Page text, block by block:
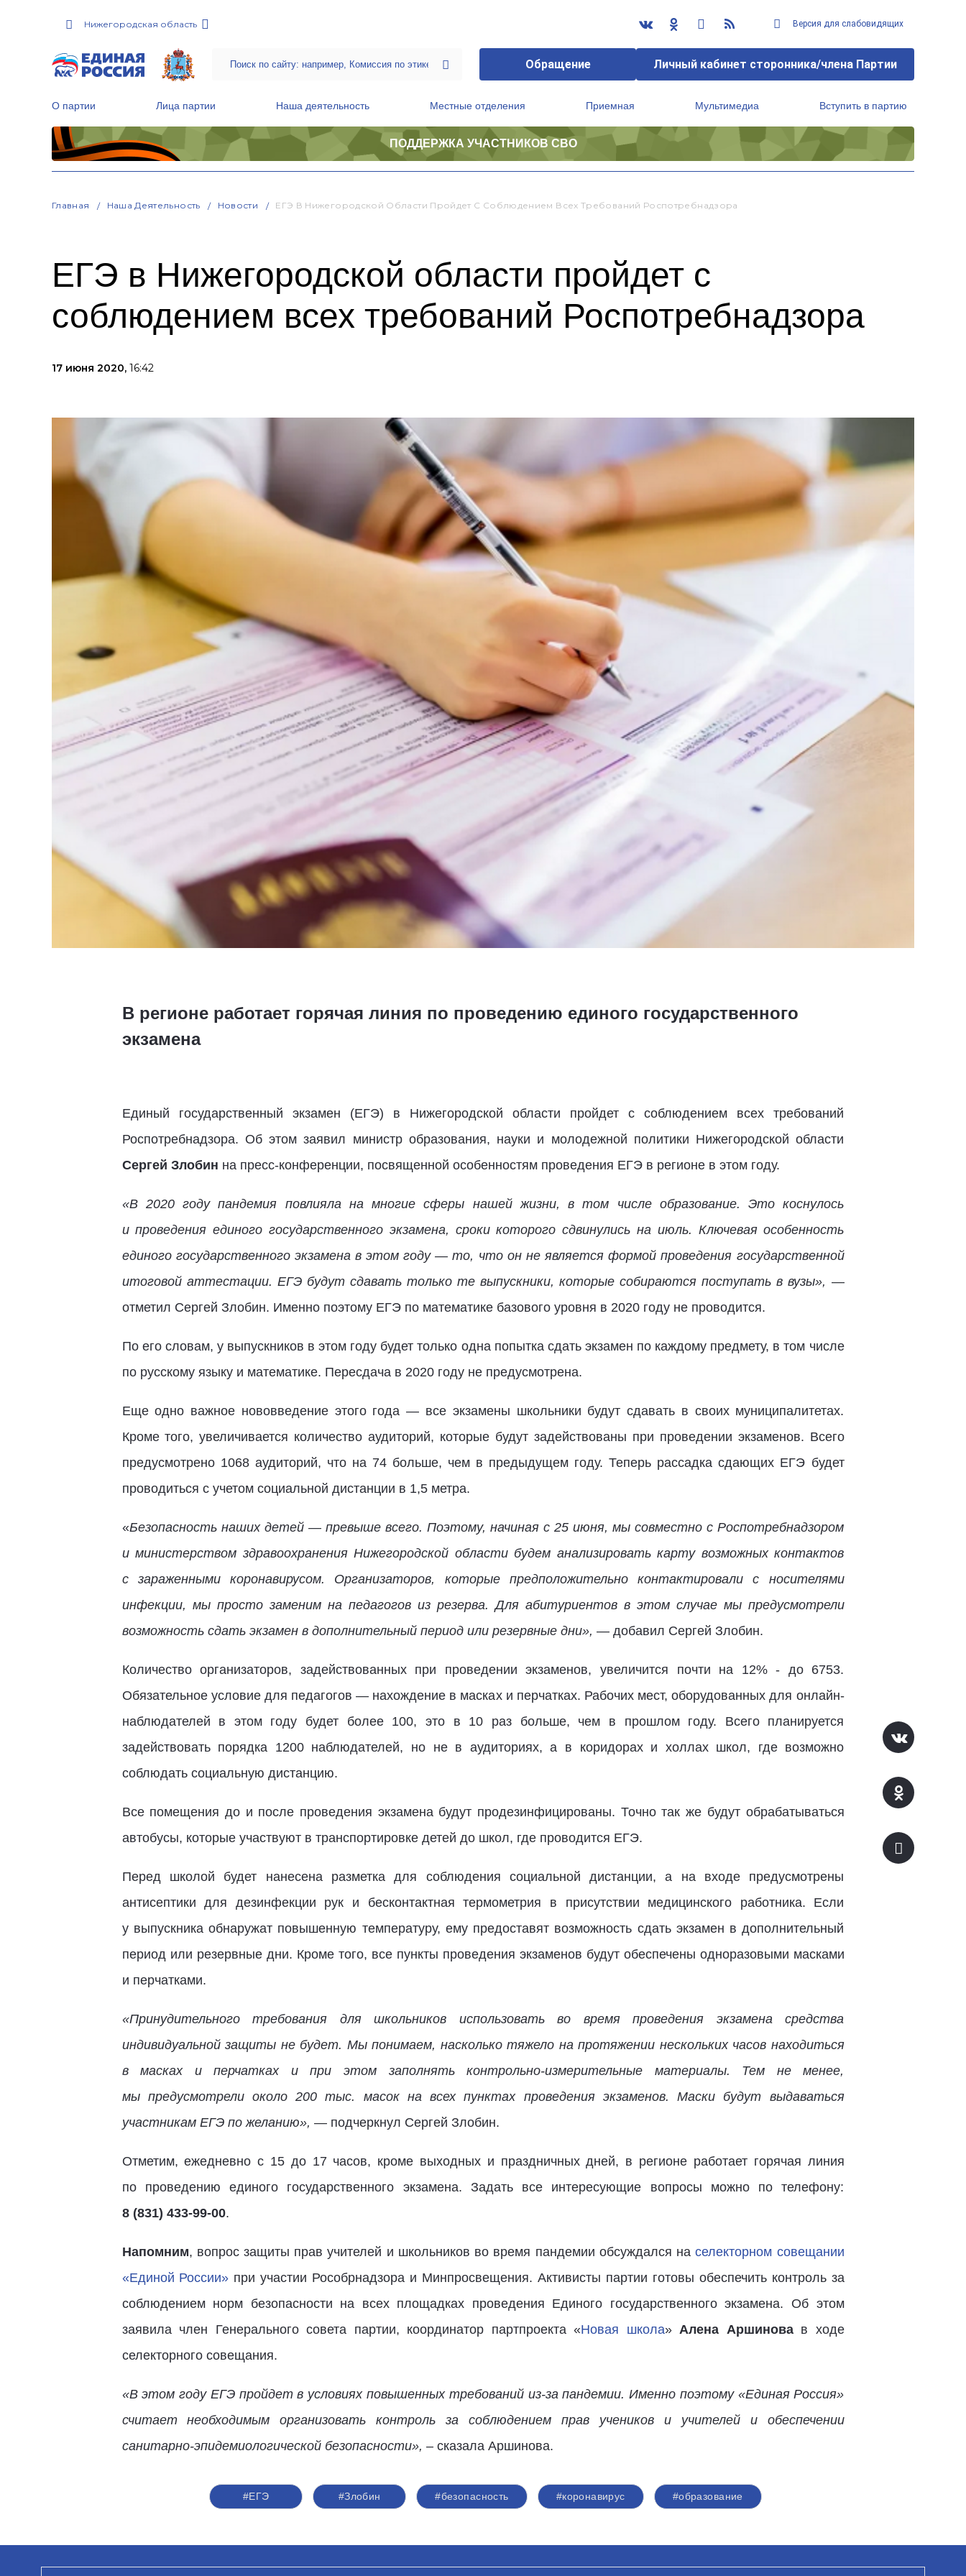
Нижегородская область Версия для слабовидящих
Обращение Личный кабинет сторонника/члена Партии
О партии Лица партии Наша деятельность Местные отделения Приемная Мультимедиа Вступить в партию
ПОДДЕРЖКА УЧАСТНИКОВ СВО
Главная Наша Деятельность Новости ЕГЭ В Нижегородской Области Пройдет С Соблюдением Всех Требований Роспотребнадзора
ЕГЭ в Нижегородской области пройдет с
соблюдением всех требований Роспотребнадзора
17 июня 2020, 16:42
В регионе работает горячая линия по проведению единого государственного
экзамена
Единый государственный экзамен (ЕГЭ) в Нижегородской области пройдет с соблюдением всех требований
Роспотребнадзора. Об этом заявил министр образования, науки и молодежной политики Нижегородской области
Сергей Злобин на пресс-конференции, посвященной особенностям проведения ЕГЭ в регионе в этом году.
«В 2020 году пандемия повлияла на многие сферы нашей жизни, в том числе образование. Это коснулось
и проведения единого государственного экзамена, сроки которого сдвинулись на июль. Ключевая особенность
единого государственного экзамена в этом году — то, что он не является формой проведения государственной
итоговой аттестации. ЕГЭ будут сдавать только те выпускники, которые собираются поступать в вузы», —
отметил Сергей Злобин. Именно поэтому ЕГЭ по математике базового уровня в 2020 году не проводится.
По его словам, у выпускников в этом году будет только одна попытка сдать экзамен по каждому предмету, в том числе
по русскому языку и математике. Пересдача в 2020 году не предусмотрена.
Еще одно важное нововведение этого года — все экзамены школьники будут сдавать в своих муниципалитетах.
Кроме того, увеличивается количество аудиторий, которые будут задействованы при проведении экзаменов. Всего
предусмотрено 1068 аудиторий, что на 74 больше, чем в предыдущем году. Теперь рассадка сдающих ЕГЭ будет
проводиться с учетом социальной дистанции в 1,5 метра.
«Безопасность наших детей — превыше всего. Поэтому, начиная с 25 июня, мы совместно с Роспотребнадзором
и министерством здравоохранения Нижегородской области будем анализировать карту возможных контактов
с зараженными коронавирусом. Организаторов, которые предположительно контактировали с носителями
инфекции, мы просто заменим на педагогов из резерва. Для абитуриентов в этом случае мы предусмотрели
возможность сдать экзамен в дополнительный период или резервные дни», — добавил Сергей Злобин.
Количество организаторов, задействованных при проведении экзаменов, увеличится почти на 12% - до 6753.
Обязательное условие для педагогов — нахождение в масках и перчатках. Рабочих мест, оборудованных для онлайн-
наблюдателей в этом году будет более 100, это в 10 раз больше, чем в прошлом году. Всего планируется
задействовать порядка 1200 наблюдателей, но не в аудиториях, а в коридорах и холлах школ, где возможно
соблюдать социальную дистанцию.
Все помещения до и после проведения экзамена будут продезинфицированы. Точно так же будут обрабатываться
автобусы, которые участвуют в транспортировке детей до школ, где проводится ЕГЭ.
Перед школой будет нанесена разметка для соблюдения социальной дистанции, а на входе предусмотрены
антисептики для дезинфекции рук и бесконтактная термометрия в присутствии медицинского работника. Если
у выпускника обнаружат повышенную температуру, ему предоставят возможность сдать экзамен в дополнительный
период или резервные дни. Кроме того, все пункты проведения экзаменов будут обеспечены одноразовыми масками
и перчатками.
«Принудительного требования для школьников использовать во время проведения экзамена средства
индивидуальной защиты не будет. Мы понимаем, насколько тяжело на протяжении нескольких часов находиться
в масках и перчатках и при этом заполнять контрольно-измерительные материалы. Тем не менее,
мы предусмотрели около 200 тыс. масок на всех пунктах проведения экзаменов. Маски будут выдаваться
участникам ЕГЭ по желанию», — подчеркнул Сергей Злобин.
Отметим, ежедневно с 15 до 17 часов, кроме выходных и праздничных дней, в регионе работает горячая линия
по проведению единого государственного экзамена. Задать все интересующие вопросы можно по телефону:
8 (831) 433-99-00.
Напомним, вопрос защиты прав учителей и школьников во время пандемии обсуждался населекторном совещании
«Единой России» при участии Рособрнадзора и Минпросвещения. Активисты партии готовы обеспечить контроль за
соблюдением норм безопасности на всех площадках проведения Единого государственного экзамена. Об этом
заявила член Генерального совета партии, координатор партпроекта «Новая школа» Алена Аршиновав ходе
селекторного совещания.
«В этом году ЕГЭ пройдет в условиях повышенных требований из-за пандемии. Именно поэтому «Единая Россия»
считает необходимым организовать контроль за соблюдением прав учеников и учителей и обеспечении
санитарно-эпидемиологической безопасности», – сказала Аршинова.
#ЕГЭ #Злобин #безопасность #коронавирус #образование